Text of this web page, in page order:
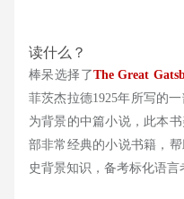
读什么？
棒呆选择了The Great
菲茨杰拉德1925年所写的
为背景的中篇小说，此本
部非常经典的小说书籍，
史背景知识，备考标化语言